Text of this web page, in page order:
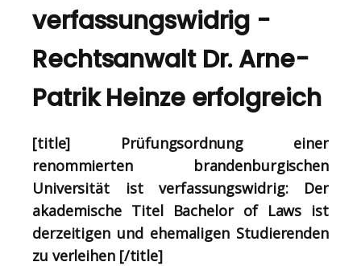
verfassungswidrig -
Rechtsanwalt Dr. Arne-
Patrik Heinze erfolgreich
[title] Prüfungsordnung einer
renommierten brandenburgischen
Universität ist verfassungswidrig: Der
akademische Titel Bachelor of Laws ist
derzeitigen und ehemaligen Studierenden
zu verleihen [/title]